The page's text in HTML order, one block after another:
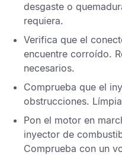
desgaste o
requiera.
Verifica que el
encuentre corroído.
necesarios.
Comprueba que el
obstrucciones.
Pon el motor en
inyector de
Comprueba con un